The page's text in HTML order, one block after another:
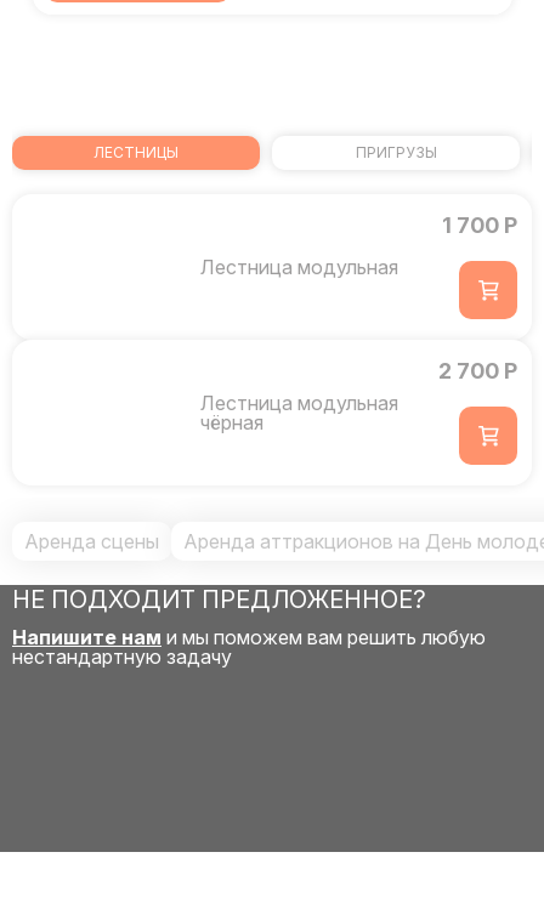
ЛЕСТНИЦЫ ПРИГРУЗЫ
Лестница модульная
1 700 Р
Лестница модульная
чёрная
2 700 Р
Аренда сцены Аренда аттракционов на День
НЕ ПОДХОДИТ ПРЕДЛОЖЕННОЕ?
Напишите нам и мы поможем вам решить любую
нестандартную задачу